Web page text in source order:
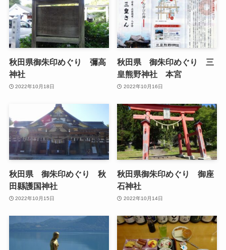
秋田県御朱印めぐり 彌高
神社
2022年10月18日
秋田県 御朱印めぐり 三
皇熊野神社 本宮
2022年10月16日
秋田県 御朱印めぐり 秋
田縣護国神社
2022年10月15日
秋田県御朱印めぐり 御座
石神社
2022年10月14日